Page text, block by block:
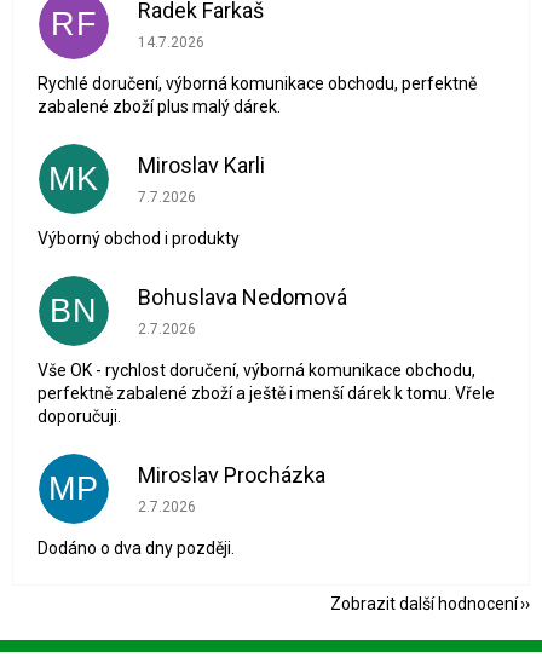
RF Radek Farkaš
Hodnocení obchodu je 5 z 5 hvězdiček.
14.7.2026
Rychlé doručení, výborná komunikace obchodu, perfektně
zabalené zboží plus malý dárek.
MK Miroslav Karli
Hodnocení obchodu je 5 z 5 hvězdiček.
7.7.2026
Výborný obchod i produkty
BN Bohuslava Nedomová
Hodnocení obchodu je 5 z 5 hvězdiček.
2.7.2026
Vše OK - rychlost doručení, výborná komunikace obchodu,
perfektně zabalené zboží a ještě i menší dárek k tomu. Vřele
doporučuji.
MP Miroslav Procházka
Hodnocení obchodu je 1 z 5 hvězdiček.
2.7.2026
Dodáno o dva dny později.
Zobrazit další hodnocení
Z